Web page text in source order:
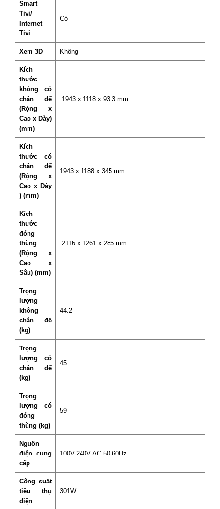
Smart
Tivi/
Internet
Tivi
Có
Xem 3D Không
Kích
thước
không có
chân đế
(Rộng x
Cao x Dày)
(mm)
1943 x 1118 x 93.3 mm
Kích
thước có
chân đế
(Rộng x
Cao x Dày
) (mm)
1943 x 1188 x 345 mm
Kích
thước
đóng
thùng
(Rộng x
Cao x
Sâu) (mm)
2116 x 1261 x 285 mm
Trọng
lượng
không
chân đế
(kg)
44.2
Trọng
lượng có
chân đế
(kg)
45
Trọng
lượng có
đóng
thùng (kg)
59
Nguồn
điện cung
cấp
100V-240V AC 50-60Hz
Công suất
tiêu thụ
điện
301W